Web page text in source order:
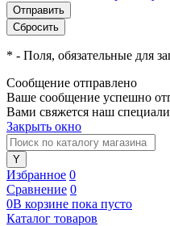
* - Поля, обязательные для
Сообщение отправлено
Ваше сообщение успешно
Вами свяжется наш
Закрыть окно
Избранное 0
Сравнение 0
0В корзине пока пусто
Каталог товаров